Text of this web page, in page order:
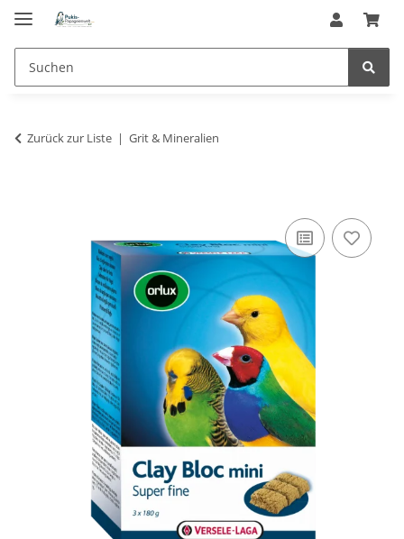
Zurück zur Liste Grit & Mineralien